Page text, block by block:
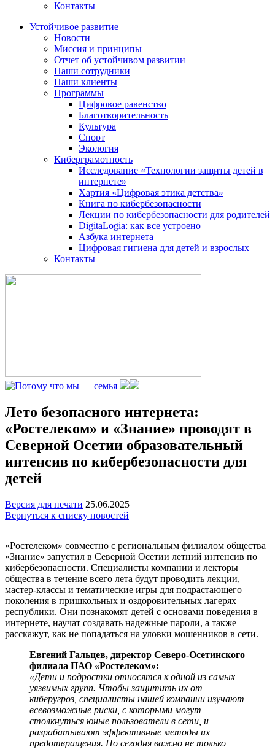
Контакты
Устойчивое развитие
Новости
Миссия и принципы
Отчет об устойчивом развитии
Наши сотрудники
Наши клиенты
Программы
Цифровое равенство
Благотворительность
Культура
Спорт
Экология
Киберграмотность
Исследование «Технологии защиты детей в
интернете»
Хартия «Цифровая этика детства»
Книга по кибербезопасности
Лекции по кибербезопасности для родителей
DigitaLogia: как все устроено
Азбука интернета
Цифровая гигиена для детей и взрослых
Контакты
Лето безопасного интернета:
«Ростелеком» и «Знание» проводят в
Северной Осетии образовательный
интенсив по кибербезопасности для
детей
Версия для печати 25.06.2025
Вернуться к списку новостей
«Ростелеком» совместно с региональным филиалом общества
«Знание» запустил в Северной Осетии летний интенсив по
кибербезопасности. Специалисты компании и лекторы
общества в течение всего лета будут проводить лекции,
мастер-классы и тематические игры для подрастающего
поколения в пришкольных и оздоровительных лагерях
республики. Они познакомят детей с основами поведения в
интернете, научат создавать надежные пароли, а также
расскажут, как не попадаться на уловки мошенников в сети.
Евгений Гальцев, директор Северо-Осетинского
филиала ПАО «Ростелеком»:
«Дети и подростки относятся к одной из самых
уязвимых групп. Чтобы защитить их от
киберугроз, специалисты нашей компании изучают
всевозможные риски, с которыми могут
столкнуться юные пользователи в сети, и
разрабатывают эффективные методы их
предотвращения. Но сегодня важно не только